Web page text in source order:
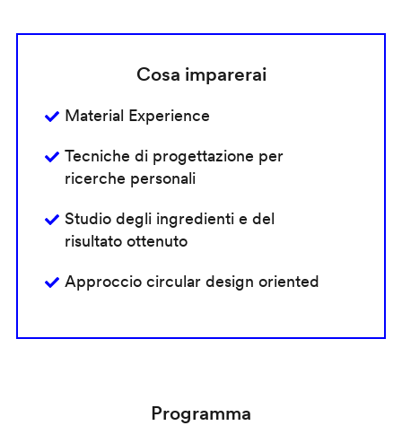
Cosa imparerai
Material Experience
Tecniche di progettazione per
ricerche personali
Studio degli ingredienti e del
risultato ottenuto
Approccio circular design oriented
Programma